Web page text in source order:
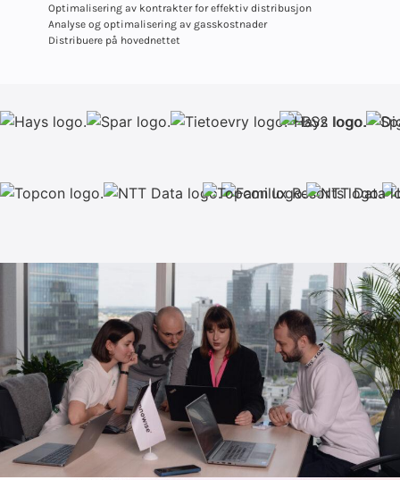
Optimalisering av kontrakter for effektiv distribusjon
Analyse og optimalisering av gasskostnader
Distribuere på hovednettet